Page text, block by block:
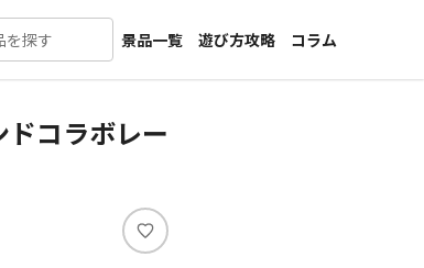
を探す
景品一覧
新着景品
カテゴリ一覧
遊び方攻略
コラム
インタビュー
ドコラボレー
い